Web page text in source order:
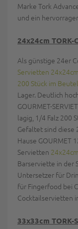
Marke Tork
und ein
24x24cm
Als günstige 24er
Servietten
200 Stück im
Lager. Deutlich
GOURMET-
lagig, 1/4 Falz 200
Gefaltet sind diese
Hause GOURMET
Servietten
Barserviette in der
Untersetzer für
für Fingerfood bei
Cocktailservietten
33x33cm